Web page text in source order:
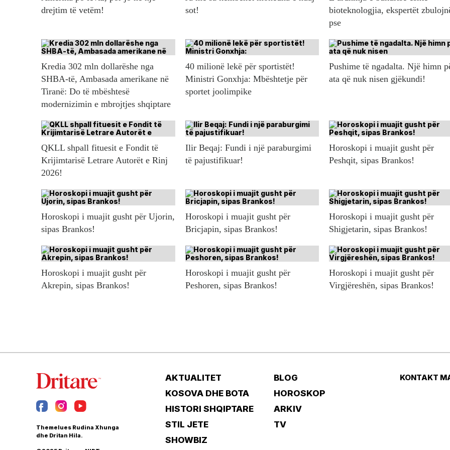
drejtim të vetëm!
sot!
bioteknologjia, ekspertët
pse
Kredia 302 mln dollarëshe nga
SHBA-të, Ambasada amerikane në
Tiranë: Do të mbështesë
modernizimin e mbrojtjes shqiptare
40 milionë lekë për sportistët!
Ministri Gonxhja: Mbështetje për
sportet joolimpike
Pushime të ngadalta. Një himn
ata që nuk nisen gjëkundi!
QKLL shpall fituesit e Fondit të
Krijimtarisë Letrare Autorët e Rinj
2026!
Ilir Beqaj: Fundi i një paraburgimi
të pajustifikuar!
Horoskopi i muajit gusht për
Peshqit, sipas Brankos!
Horoskopi i muajit gusht për Ujorin,
sipas Brankos!
Horoskopi i muajit gusht për
Bricjapin, sipas Brankos!
Horoskopi i muajit gusht për
Shigjetarin, sipas Brankos!
Horoskopi i muajit gusht për
Akrepin, sipas Brankos!
Horoskopi i muajit gusht për
Peshoren, sipas Brankos!
Horoskopi i muajit gusht për
Virgjëreshën, sipas Brankos!
Themelues Rudina Xhunga
dhe Dritan Hila.
AKTUALITET
KOSOVA DHE BOTA
HISTORI SHQIPTARE
STIL JETE
SHOWBIZ
BLOG
HOROSKOP
ARKIV
TV
KONTAKT